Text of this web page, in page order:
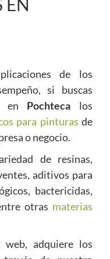
de los
si buscas
en Pochteca los
para pinturas de
o negocio.
de resinas,
aditivos para
bactericidas,
otras materias
web, adquiere los